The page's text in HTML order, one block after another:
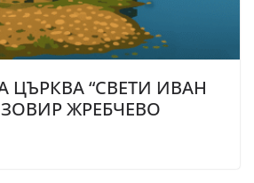
ЦЪРКВА “СВЕТИ ИВАН
ЖРЕБЧЕВО